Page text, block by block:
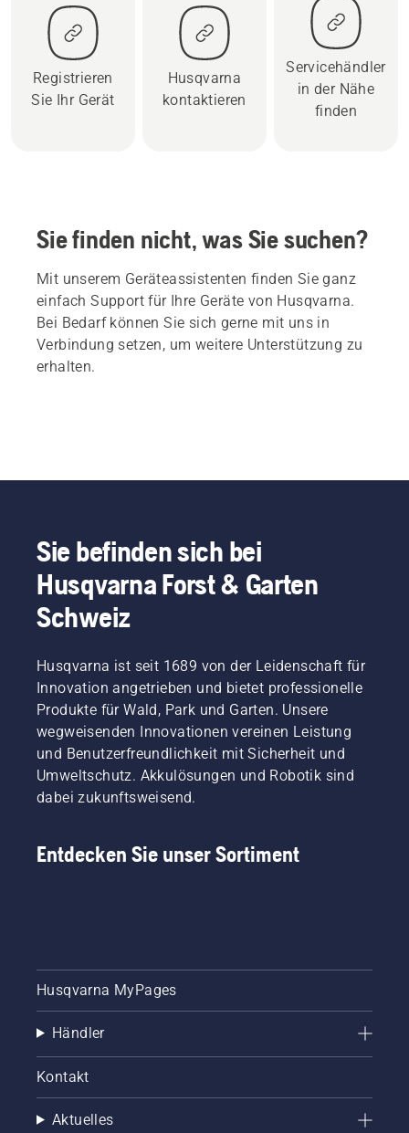
Registrieren
Sie Ihr Gerät
Husqvarna
kontaktieren
Servicehändler
in der Nähe
finden
Sie finden nicht, was Sie suchen?
Mit unserem Geräteassistenten finden Sie ganz
einfach Support für Ihre Geräte von Husqvarna.
Bei Bedarf können Sie sich gerne mit uns in
Verbindung setzen, um weitere Unterstützung zu
erhalten.
Sie befinden sich bei
Husqvarna Forst & Garten
Schweiz
Husqvarna ist seit 1689 von der Leidenschaft für
Innovation angetrieben und bietet professionelle
Produkte für Wald, Park und Garten. Unsere
wegweisenden Innovationen vereinen Leistung
und Benutzerfreundlichkeit mit Sicherheit und
Umweltschutz. Akkulösungen und Robotik sind
dabei zukunftsweisend.
Entdecken Sie unser Sortiment
Husqvarna MyPages
Händler
Kontakt
Aktuelles